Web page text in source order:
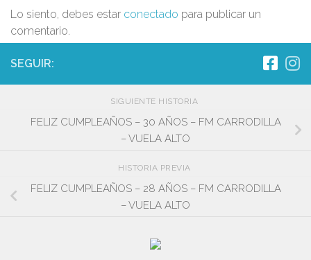
Lo siento, debes estar conectado para publicar un
comentario.
SEGUIR:
SIGUIENTE HISTORIA
FELIZ CUMPLEAÑOS – 30 AÑOS – FM CARRODILLA
– VUELA ALTO
HISTORIA PREVIA
FELIZ CUMPLEAÑOS – 28 AÑOS – FM CARRODILLA
– VUELA ALTO